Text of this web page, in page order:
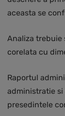
aceasta se
Analiza trebuie
corelata cu
Raportul
administratie si
presedintele